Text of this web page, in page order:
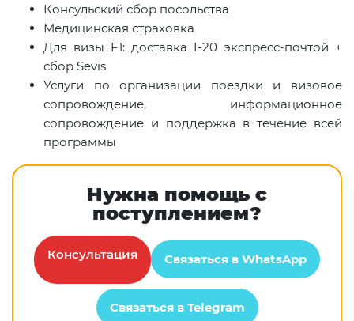
Консульский сбор посольства
Медицинская страховка
Для визы F1: доставка I-20 экспресс-почтой +
сбор Sevis
Услуги по организации поездки и визовое
сопровождение, информационное
сопровождение и поддержка в течение всей
программы
Нужна помощь с
поступлением?
Консультация Связаться в WhatsApp
Связаться в Telegram